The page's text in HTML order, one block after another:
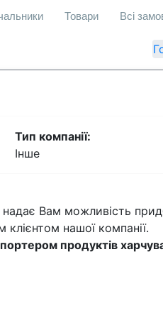
Товари Всі
Тип компанії:
Інше
надає Вам можливість
клієнтом нашої компанії.
продуктів